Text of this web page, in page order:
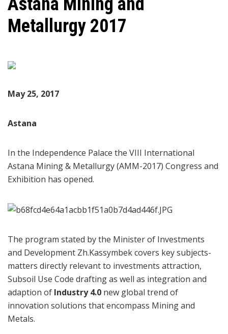
Metallurgy 2017
May 25, 2017
Astana
In the Independence Palace the VIII International
Astana Mining & Metallurgy (AMM-2017) Congress and
Exhibition has opened.
The program stated by the Minister of Investments
and Development Zh.Kassymbek covers key subjects-
matters directly relevant to investments attraction,
Subsoil Use Code drafting as well as integration and
adaption of Industry 4.0 new global trend of
innovation solutions that encompass Mining and
Metals.